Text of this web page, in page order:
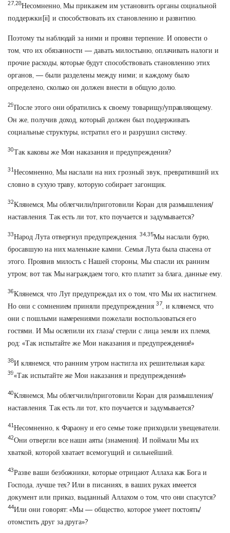
27,28Несомненно, Мы прикажем им установить органы социальной
поддержки[ii] и способствовать их становлению и развитию.
Поэтому ты наблюдай за ними и прояви терпение. И оповести о
том, что их обязанности — давать милостыню, оплачивать налоги и
прочие расходы, которые будут способствовать становлению этих
органов, — были разделены между ними; и каждому было
определено, сколько он должен внести в общую долю.
29После этого они обратились к своему товарищу/управляющему.
Он же, получив доход, который должен был поддерживать
социальные структуры, истратил его и разрушил систему.
30Так каковы же Мои наказания и предупреждения?
31Несомненно, Мы наслали на них грозный звук, превративший их
словно в сухую траву, которую собирает загонщик.
32Клянемся, Мы облегчили/приготовили Коран для размышления/
наставления. Так есть ли тот, кто поучается и задумывается?
33Народ Лута отвергнул предупреждения. 34,35Мы наслали бурю,
бросавшую на них маленькие камни. Семья Лута была спасена от
этого. Проявив милость с Нашей стороны, Мы спасли их ранним
утром; вот так Мы награждаем того, кто платит за блага, данные ему.
36Клянемся, что Лут предупреждал их о том, что Мы их настигнем.
Но они с сомнением приняли предупреждения 37, и клянемся, что
они с пошлыми намерениями пожелали воспользоваться его
гостями. И Мы ослепили их глаза/ стерли с лица земли их племя,
род: «Так испытайте же Мои наказания и предупреждения!»
38И клянемся, что ранним утром настигла их решительная кара:
39«Так испытайте же Мои наказания и предупреждения!»
40Клянемся, Мы облегчили/приготовили Коран для размышления/
наставления. Так есть ли тот, кто поучается и задумывается?
41Несомненно, к Фараону и его семье тоже приходили увещеватели.
42Они отвергли все наши аяты (знамения). И поймали Мы их
хваткой, которой хватает всемогущий и сильнейший.
43Разве ваши безбожники, которые отрицают Аллаха как Бога и
Господа, лучше тех? Или в писаниях, в ваших руках имеется
документ или приказ, выданный Аллахом о том, что они спасутся?
44Или они говорят: «Мы — общество, которое умеет постоять/
отомстить друг за друга»?